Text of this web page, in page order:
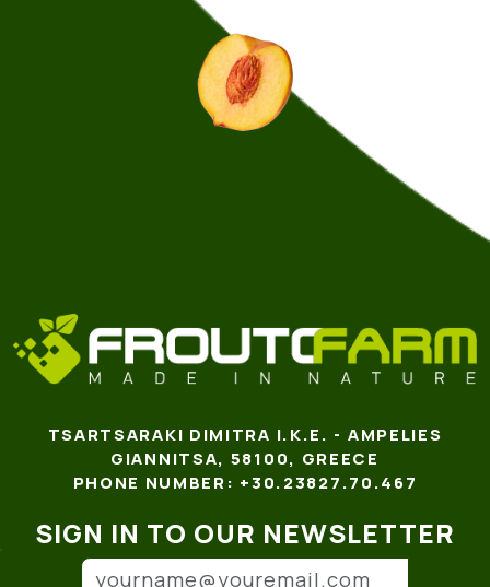
TSARTSARAKI DIMITRA I.K.E. - AMPELIES
GIANNITSA, 58100, GREECE
PHONE NUMBER: +30.23827.70.467
SIGN IN TO OUR NEWSLETTER
Email address